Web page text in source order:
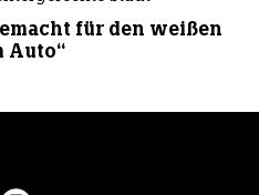
für den weißen
Auto“